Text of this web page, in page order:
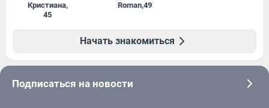
Кристиана,
45
Roman,49
Начать знакомиться
Подписаться на новости